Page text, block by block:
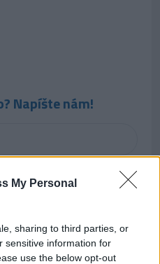
My Personal
sharing to third parties, or
sensitive information for
use the below opt-out
Napíšte nám!